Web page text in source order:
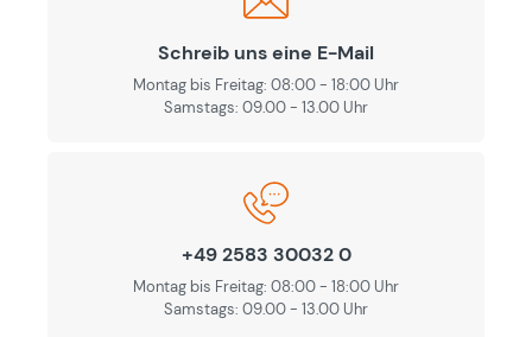
Schreib uns eine E-Mail
Montag bis Freitag: 08:00 - 18:00 Uhr
Samstags: 09.00 - 13.00 Uhr
+49 2583 30032 0
Montag bis Freitag: 08:00 - 18:00 Uhr
Samstags: 09.00 - 13.00 Uhr